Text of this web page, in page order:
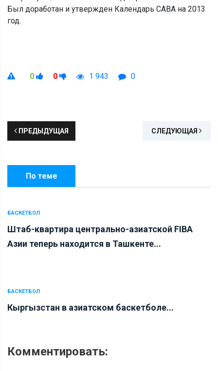
Был доработан и утвержден Календарь CABA на 2013
год.
0 0 1 943 0
ПРЕДЫДУЩАЯ СЛЕДУЮЩАЯ
По теме
БАСКЕТБОЛ
Штаб-квартира центрально-азиатской FIBA
Азии теперь находится в Ташкенте...
БАСКЕТБОЛ
Кыргызстан в азиатском баскетболе...
Комментировать: